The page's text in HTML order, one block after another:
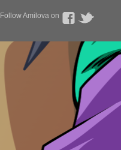
Follow Amilova on